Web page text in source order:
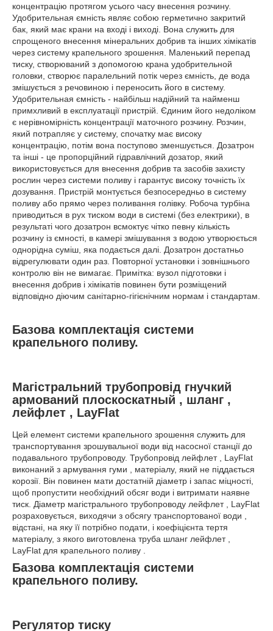
концентрацію протягом усього часу внесення розчину.
Удобрительная ємність являє собою герметично закритий
бак, який має крани на вході і виході. Вона служить для
спрощеного внесення мінеральних добрив та інших хімікатів
через систему крапельного зрошення. Маленький перепад
тиску, створюваний з допомогою крана удобрительной
головки, створює паралельний потік через ємність, де вода
змішується з речовиною і переносить його в систему.
Удобрительная ємність - найбільш надійний та найменш
примхливий в експлуатації пристрій. Єдиним його недоліком
є нерівномірність концентрації маточного розчину. Розчин,
який потрапляє у систему, спочатку має високу
концентрацію, потім вона поступово зменшується. Дозатрон
та інші - це пропорційний гідравлічний дозатор, який
використовується для внесення добрив та засобів захисту
рослин через системи поливу і гарантує високу точність їх
дозування. Пристрій монтується безпосередньо в систему
поливу або прямо через поливання голівку. Робоча турбіна
приводиться в рух тиском води в системі (без електрики), в
результаті чого дозатрон всмоктує чітко певну кількість
розчину із ємності, в камері змішування з водою утворюється
однорідна суміш, яка подається далі. Дозатрон достатньо
відрегулювати один раз. Повторної установки і зовнішнього
контролю він не вимагає. Примітка: вузол підготовки і
внесення добрив і хімікатів повинен бути розміщений
відповідно діючим санітарно-гігієнічним нормам і стандартам.
Базова комплектація системи
крапельного поливу.
Магістральний трубопровід гнучкий
армований плоскоскатный , шланг ,
лейфлет , LayFlat
Цей елемент системи крапельного зрошення служить для
транспортування зрошувальної води від насосної станції до
подавального трубопроводу. Трубопровід лейфлет , LayFlat
виконаний з армування гуми , матеріалу, який не піддається
корозії. Він повинен мати достатній діаметр і запас міцності,
щоб пропустити необхідний обсяг води і витримати наявне
тиск. Діаметр магістрального трубопроводу лейфлет , LayFlat
розраховується, виходячи з обсягу транспортованої води ,
відстані, на яку її потрібно подати, і коефіцієнта тертя
матеріалу, з якого виготовлена труба шланг лейфлет ,
LayFlat для крапельного поливу .
Базова комплектація системи
крапельного поливу.
Регулятор тиску